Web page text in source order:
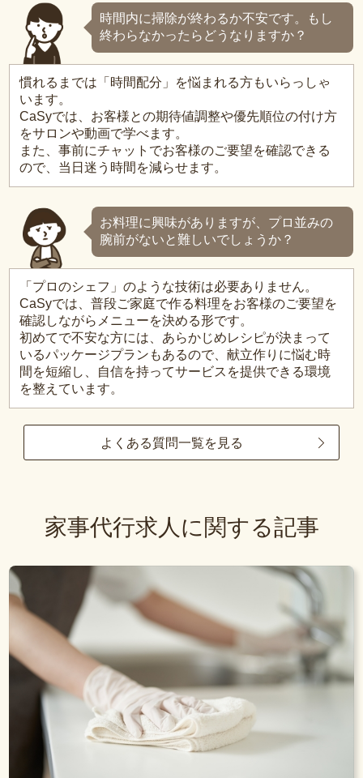
時間内に掃除が終わるか不安です。もし
終わらなかったらどうなりますか？
慣れるまでは「時間配分」を悩まれる方もいらっしゃ
います。
CaSyでは、お客様との期待値調整や優先順位の付け方
をサロンや動画で学べます。
また、事前にチャットでお客様のご要望を確認できる
ので、当日迷う時間を減らせます。
お料理に興味がありますが、プロ並みの
腕前がないと難しいでしょうか？
「プロのシェフ」のような技術は必要ありません。
CaSyでは、普段ご家庭で作る料理をお客様のご要望を
確認しながらメニューを決める形です。
初めてで不安な方には、あらかじめレシピが決まって
いるパッケージプランもあるので、献立作りに悩む時
間を短縮し、自信を持ってサービスを提供できる環境
を整えています。
よくある質問一覧を見る
家事代行求人に関する記事